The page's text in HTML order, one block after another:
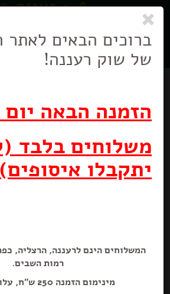
ניווט
בניווט
ברוכים הבאים לאתר
של שוק רעננה!
הזמנה הבאה יום
משלוחים בלבד
יתקבלו
המשלוחים הינם לרעננה, הרצליה,
רמות השבים.
מינימום הזמנה 250 ש"ח, עלות משלוח: